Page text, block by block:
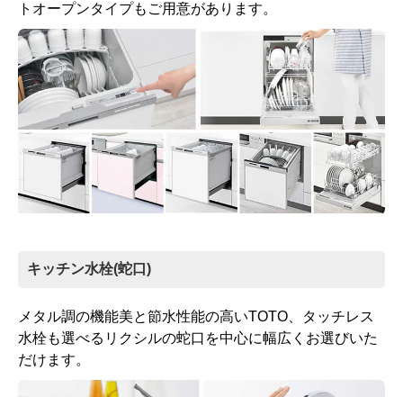
トオープンタイプもご用意があります。
キッチン水栓(蛇口)
メタル調の機能美と節水性能の高いTOTO、タッチレス
水栓も選べるリクシルの蛇口を中心に幅広くお選びいた
だけます。